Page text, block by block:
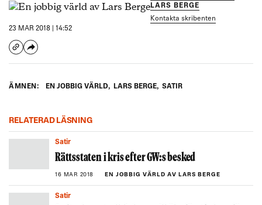
LARS BERGE
Kontakta skribenten
23 MAR 2018 | 14:52
ÄMNEN: EN JOBBIG VÄRLD, LARS BERGE, SATIR
RELATERAD LÄSNING
Satir
Rättsstaten i kris efter GW:s besked
16 MAR 2018 EN JOBBIG VÄRLD AV LARS BERGE
Satir